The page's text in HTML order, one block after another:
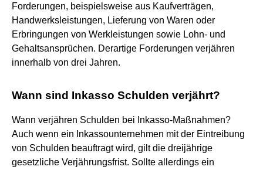
Forderungen, beispielsweise aus Kaufverträgen,
Handwerksleistungen, Lieferung von Waren oder
Erbringungen von Werkleistungen sowie Lohn- und
Gehaltsansprüchen. Derartige Forderungen verjähren
innerhalb von drei Jahren.
Wann sind Inkasso Schulden verjährt?
Wann verjähren Schulden bei Inkasso-Maßnahmen?
Auch wenn ein Inkassounternehmen mit der Eintreibung
von Schulden beauftragt wird, gilt die dreijährige
gesetzliche Verjährungsfrist. Sollte allerdings ein